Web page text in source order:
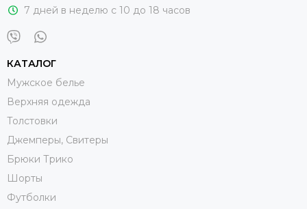
7 дней в неделю с 10 до 18 часов
КАТАЛОГ
Мужское белье
Верхняя одежда
Толстовки
Джемперы, Свитеры
Брюки Трико
Шорты
Футболки